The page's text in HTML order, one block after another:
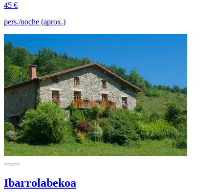
45 €
pers./noche (aprox.)
Ibarrolabekoa